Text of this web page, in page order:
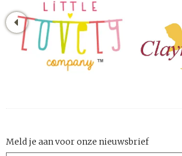
Meld je aan voor onze nieuwsbrief